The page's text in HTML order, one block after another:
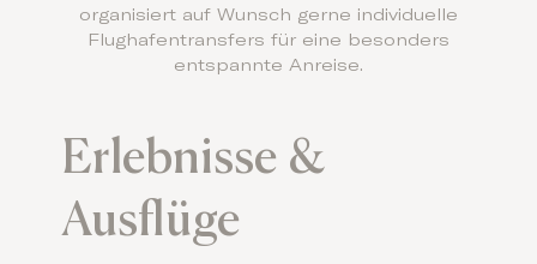
organisiert auf Wunsch gerne individuelle
Flughafentransfers für eine besonders
entspannte Anreise.
Erlebnisse &
Ausflüge